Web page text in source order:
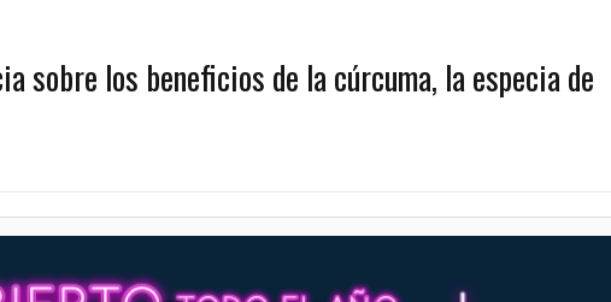
sobre los beneficios de la cúrcuma, la especia de